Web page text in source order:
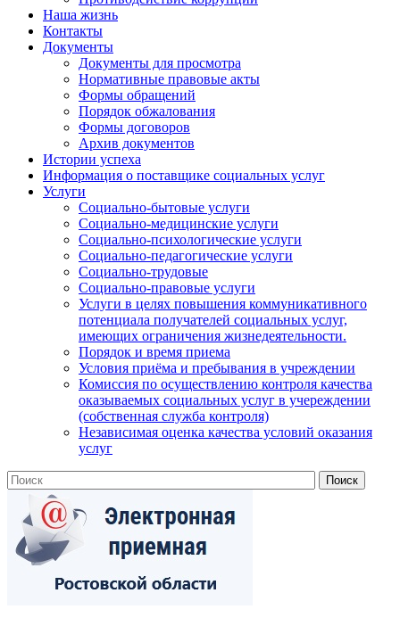
Наша жизнь
Контакты
Документы
Документы для просмотра
Нормативные правовые акты
Формы обращений
Порядок обжалования
Формы договоров
Архив документов
Истории успеха
Информация о поставщике социальных услуг
Услуги
Социально-бытовые услуги
Социально-медицинские услуги
Социально-психологические услуги
Социально-педагогические услуги
Социально-трудовые
Социально-правовые услуги
Услуги в целях повышения коммуникативного
потенциала получателей социальных услуг,
имеющих ограничения жизнедеятельности.
Порядок и время приема
Условия приёма и пребывания в учреждении
Комиссия по осуществлению контроля качества
оказываемых социальных услуг в учереждении
(собственная служба контроля)
Независимая оценка качества условий оказания
услуг